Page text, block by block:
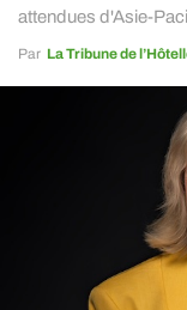
attendues d'Asie-
Par La Tribune de